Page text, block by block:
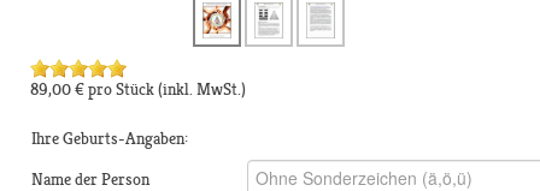
89,00 €pro Stück(inkl. MwSt.)
Ihre Geburts-Angaben:
Name der Person